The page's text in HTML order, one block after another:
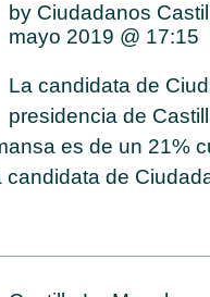
by Ciudadanos
mayo 2019 @ 17:15
La candidata de
presidencia de
es de un 21%
de